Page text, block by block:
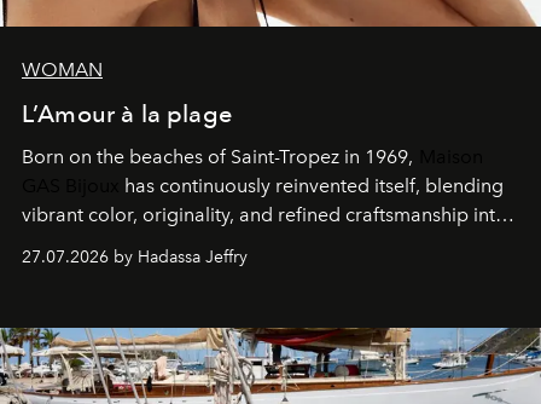
WOMAN
L’Amour à la plage
Born on the beaches of Saint-Tropez in 1969,
has continuously reinvented itself, blending
vibrant color, originality, and refined craftsmanship into
every creation.
27.07.2026 by Hadassa Jeffry